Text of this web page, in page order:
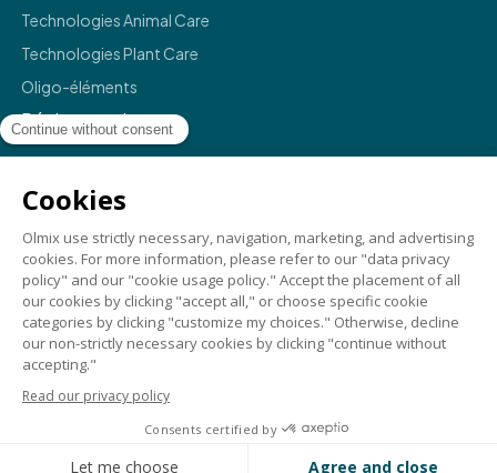
Technologies Animal Care
Technologies Plant Care
Oligo-éléments
Réglementaire
Politique de confidentialité
Termes et conditions
Conformité
Crédits